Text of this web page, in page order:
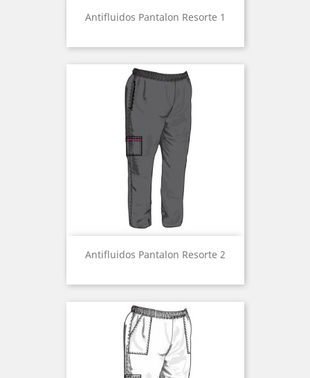
Antifluidos Pantalon Resorte 1
Antifluidos Pantalon Resorte 2